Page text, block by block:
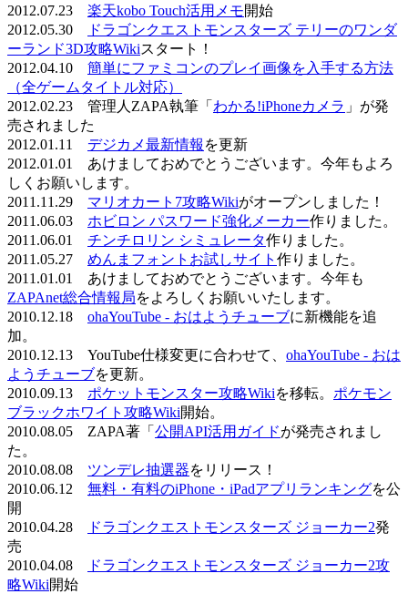
2012.07.23 楽天kobo Touch活用メモ開始
2012.05.30
ドラゴンクエストモンスターズ テリーのワンダ
ーランド3D攻略Wikiスタート！
2012.04.10 簡単にファミコンのプレイ画像を入手する方法
（全ゲームタイトル対応）
2012.02.23 管理人ZAPA執筆「 わかる!iPhoneカメラ 」が発
売されました
2012.01.11 デジカメ最新情報 を更新
2012.01.01 あけましておめでとうございます。今年もよろ
しくお願いします。
2011.11.29 マリオカート7攻略Wikiがオープンしました！
2011.06.03 ホビロン パスワード強化メーカー作りました。
2011.06.01 チンチロリン シミュレータ作りました。
2011.05.27 めんまフォントお試しサイト 作りました。
2011.01.01 あけましておめでとうございます。今年も
ZAPAnet総合情報局をよろしくお願いいたします。
2010.12.18 ohaYouTube - おはようチューブに新機能を追
加。
2010.12.13 YouTube仕様変更に合わせて、 ohaYouTube - おは
ようチューブを更新。
2010.09.13 ポケットモンスター攻略Wikiを移転。 ポケモン
ブラックホワイト攻略Wiki開始。
2010.08.05 ZAPA著「 公開API活用ガイドが発売されまし
た。
2010.08.08 ツンデレ抽選器をリリース！
2010.06.12 無料・有料のiPhone・iPadアプリランキングを公
開
2010.04.28
ドラゴンクエストモンスターズ ジョーカー2発
売
2010.04.08
ドラゴンクエストモンスターズ ジョーカー2攻
略Wiki開始